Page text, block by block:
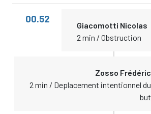
00.52
Giacomotti Nicolas
2 min / Obstruction
Zosso Frédéric
2 min / Deplacement intentionnel du
but